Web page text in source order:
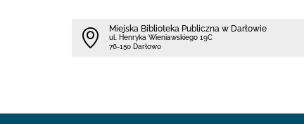
Miejska Biblioteka Publiczna w Darłowie
ul. Henryka Wieniawskiego 19C
76-150 Darłowo